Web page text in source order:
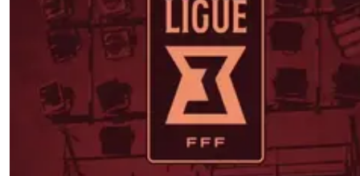
Une finale bien médiocre et une belle escroquerie
😆😆🇵🇹🇧🇷🇫🇷🇺🇦
+ Répondre